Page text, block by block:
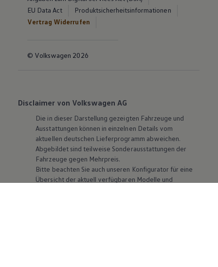
EU Data Act
Produktsicherheitsinformationen
Vertrag Widerrufen
© Volkswagen 2026
Disclaimer von Volkswagen AG
Die in dieser Darstellung gezeigten Fahrzeuge und
Ausstattungen können in einzelnen Details vom
aktuellen deutschen Lieferprogramm abweichen.
Abgebildet sind teilweise Sonderausstattungen der
Fahrzeuge gegen Mehrpreis.
Bitte beachten Sie auch unseren Konfigurator für eine
Übersicht der aktuell verfügbaren Modelle und